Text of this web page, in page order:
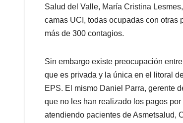
Salud del Valle, María Cristina
camas UCI, todas ocupadas con otras
más de 300 contagios.
Sin embargo existe preocupación
que es privada y la única en el litoral
EPS. El mismo Daniel Parra, gerente
que no les han realizado los pagos
atendiendo pacientes de Asmetsalud,